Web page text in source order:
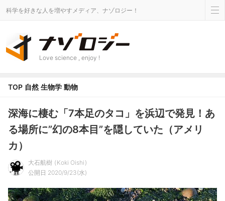
科学を好きな人を増やすメディア、ナゾロジー！
Love science , enjoy !
TOP 自然 生物学 動物
深海に棲む「7本足のタコ」を浜辺で発見！あ
る場所に”幻の8本目”を隠していた（アメリ
カ）
大石航樹
Koki Oishi
公開日 2020/9/23(水)